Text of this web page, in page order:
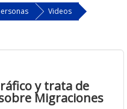
Videos
y trata de
Migraciones